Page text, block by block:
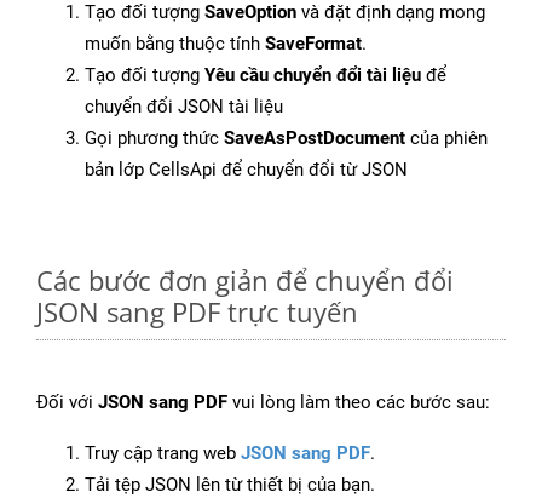
Tạo đối tượng SaveOption và đặt định dạng mong
muốn bằng thuộc tính SaveFormat.
Tạo đối tượng Yêu cầu chuyển đổi tài liệu để
chuyển đổi JSON tài liệu
Gọi phương thức SaveAsPostDocument của phiên
bản lớp CellsApi để chuyển đổi từ JSON
Các bước đơn giản để chuyển đổi
JSON sang PDF trực tuyến
Đối với JSON sang PDF vui lòng làm theo các bước sau:
Truy cập trang web JSON sang PDF.
Tải tệp JSON lên từ thiết bị của bạn.